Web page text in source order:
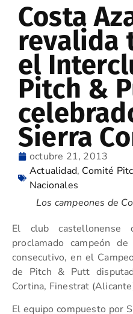
Costa
revalida
el
Pitch &
Sierra
octubre 21, 2013
Actualidad, Comité
Nacionales
Los campeones de
El club
proclamado campeón
consecutivo, en el
de Pitch & Putt
Cortina, Finestrat
El equipo compuesto por